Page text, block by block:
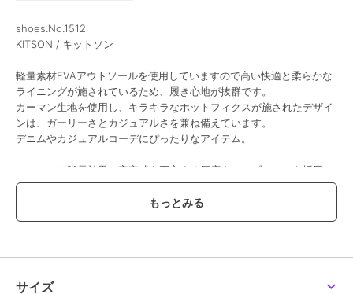
shoes.No.1512
KITSON / キットソン
軽量素材EVAアウトソールを使用していますので高い快適と柔らかな
ライニングが施されているため、履き心地が抜群です。
カーマン生地を使用し、キラキラなホットフィクスが施されたデザイ
ンは、ガーリーさとカジュアルさを兼ね備えています。
デニムやカジュアルコーデにぴったりなアイテム。
ソールには脚長効果と安定感を両立する厚底ウェーブソールを採用。
スタイルアップを狙いつつ、ラフになり過ぎないバランスの良いデザ
カップインソールの採用により、足をしっかりサポートしてくれま
あなたのコーディネートに華やかさと快適さをプラスする、ぜひ手に
サイズ